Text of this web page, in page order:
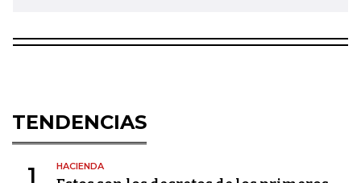
TENDENCIAS
1 HACIENDA